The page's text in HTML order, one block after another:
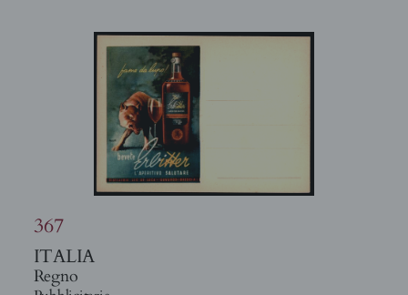
367
ITALIA
Regno